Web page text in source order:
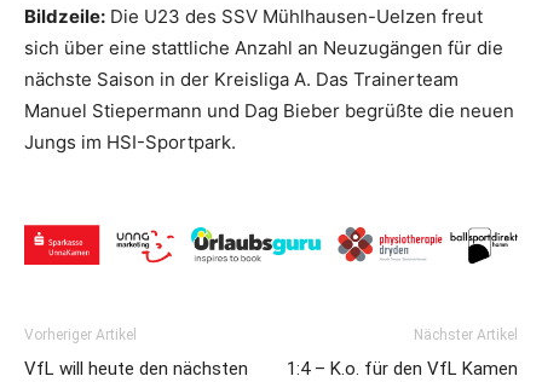
Bildzeile: Die U23 des SSV Mühlhausen-Uelzen freut
sich über eine stattliche Anzahl an Neuzugängen für die
nächste Saison in der Kreisliga A. Das Trainerteam
Manuel Stiepermann und Dag Bieber begrüßte die neuen
Jungs im HSI-Sportpark.
Vorheriger Artikel
VfL will heute den nächsten
Nächster Artikel
1:4 – K.o. für den VfL Kamen